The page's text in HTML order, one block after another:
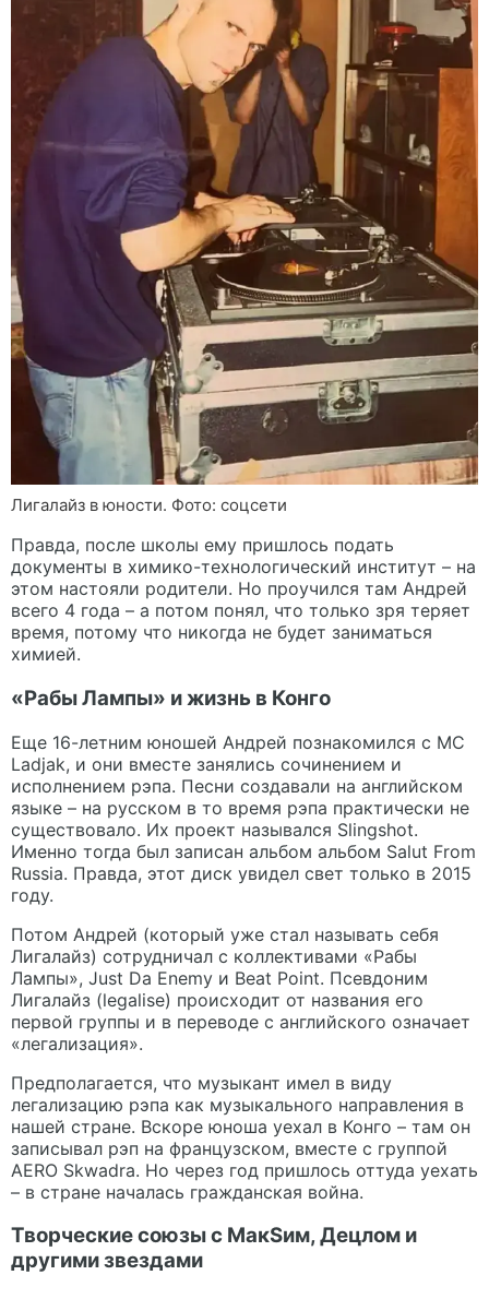
Лигалайз в юности. Фото: соцсети
Правда, после школы ему пришлось подать
документы в химико-технологический институт – на
этом настояли родители. Но проучился там Андрей
всего 4 года – а потом понял, что только зря теряет
время, потому что никогда не будет заниматься
химией.
«Рабы Лампы» и жизнь в Конго
Еще 16-летним юношей Андрей познакомился с MC
Ladjak, и они вместе занялись сочинением и
исполнением рэпа. Песни создавали на английском
языке – на русском в то время рэпа практически не
существовало. Их проект назывался Slingshot.
Именно тогда был записан альбом альбом Salut From
Russia. Правда, этот диск увидел свет только в 2015
году.
Потом Андрей (который уже стал называть себя
Лигалайз) сотрудничал с коллективами «Рабы
Лампы», Just Da Enemy и Beat Point. Псевдоним
Лигалайз (legalise) происходит от названия его
первой группы и в переводе с английского означает
«легализация».
Предполагается, что музыкант имел в виду
легализацию рэпа как музыкального направления в
нашей стране. Вскоре юноша уехал в Конго – там он
записывал рэп на французском, вместе с группой
AERO Skwadra. Но через год пришлось оттуда уехать
– в стране началась гражданская война.
Творческие союзы с МакSим, Децлом и
другими звездами